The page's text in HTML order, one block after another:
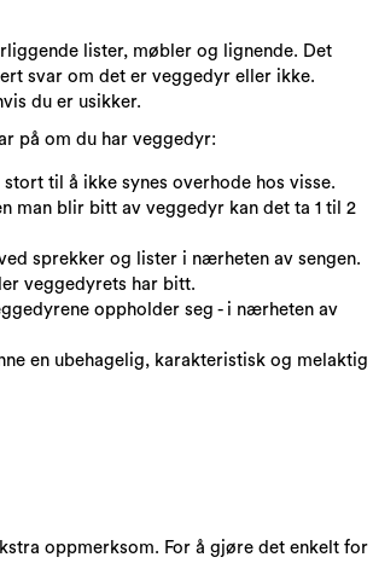
lister, møbler og lignende. Det
svar om det er veggedyr eller ikke.
du er usikker.
på om du har veggedyr:
til å ikke synes overhode hos visse.
man blir bitt av veggedyr kan det ta 1 til 2
sprekker og lister i nærheten av sengen.
veggedyrets har bitt.
oppholder seg - i nærheten av
en ubehagelig, karakteristisk og melaktig
oppmerksom. For å gjøre det enkelt for